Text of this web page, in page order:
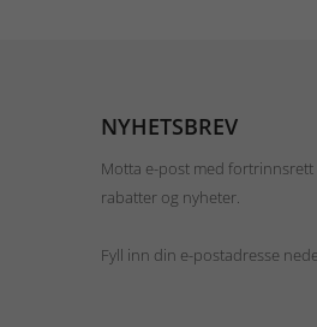
NYHETSBREV
Motta e-post med fortrinnsrett
rabatter og nyheter.
Fyll inn din e-postadresse